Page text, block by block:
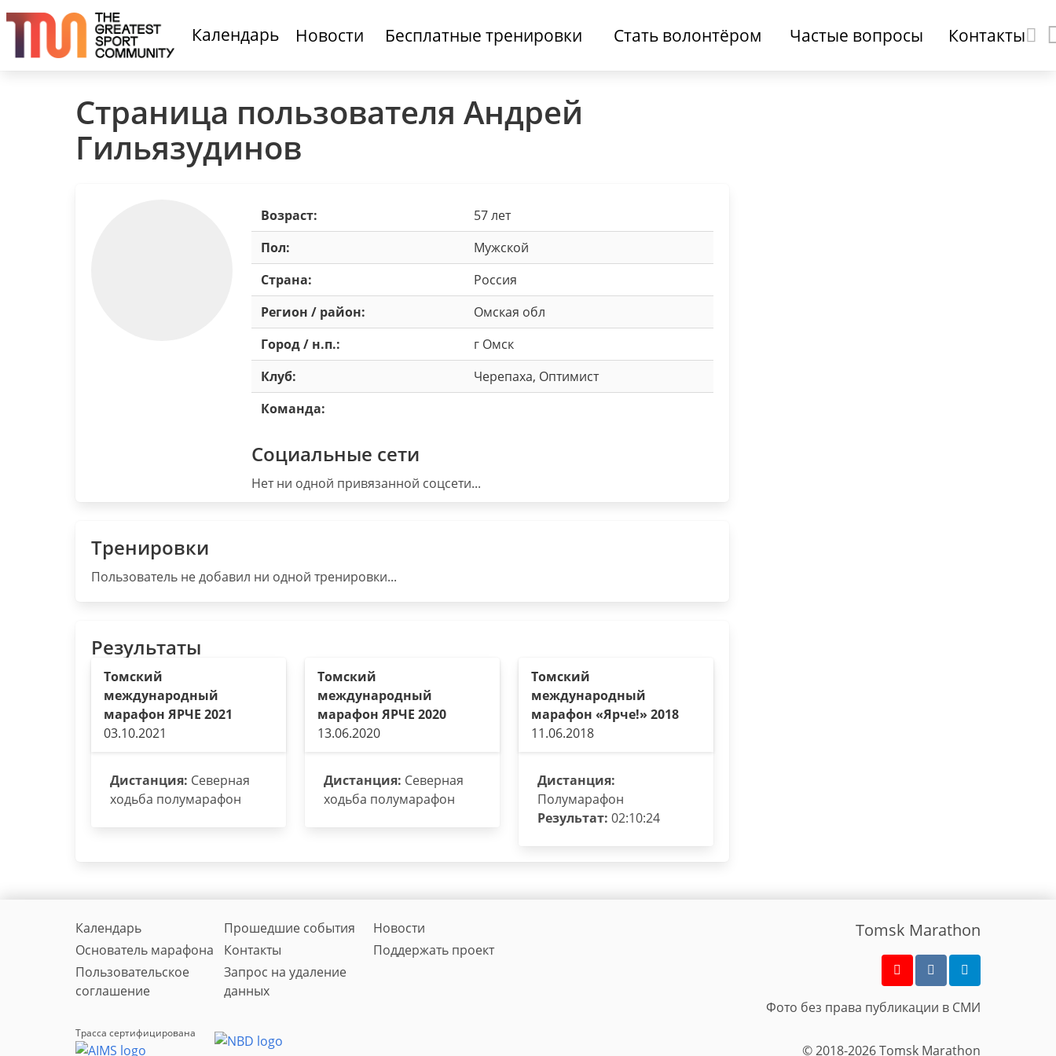
Календарь Новости Бесплатные тренировки Стать волонтёром Частые вопросы Контакты
Страница пользователя Андрей
Гильязудинов
Возраст:
57 лет
Пол:
Мужской
Страна:
Россия
Регион / район:
Омская обл
Город / н.п.:
г Омск
Клуб:
Черепаха, Оптимист
Команда:
Социальные сети
Нет ни одной привязанной соцсети...
Тренировки
Пользователь не добавил ни одной тренировки...
Результаты
Томский
международный
марафон ЯРЧЕ 2021
03.10.2021
Дистанция: Северная
ходьба полумарафон
Томский
международный
марафон ЯРЧЕ 2020
13.06.2020
Дистанция: Северная
ходьба полумарафон
Томский
международный
марафон «Ярче!» 2018
11.06.2018
Дистанция:
Полумарафон
Результат: 02:10:24
Календарь Прошедшие события
Новости
Основатель марафона
Контакты
Поддержать проект
Пользовательское
соглашение
Запрос на удаление
данных
Трасса сертифицирована
Tomsk Marathon
Фото без права публикации в СМИ
© 2018-2026 Tomsk Marathon